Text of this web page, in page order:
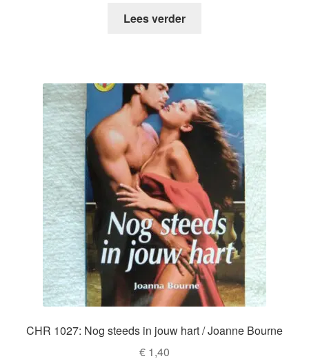
Lees verder
CHR 1027: Nog steeds in jouw hart / Joanne Bourne
€ 1,40